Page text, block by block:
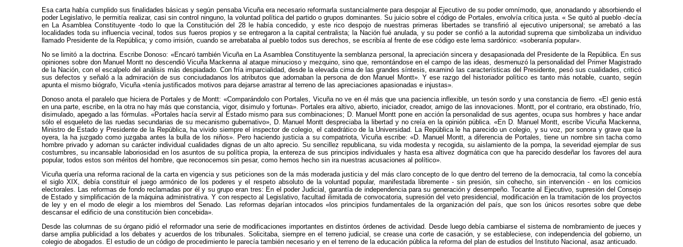
Esa carta había cumplido sus finalidades básicas y según pensaba Vicuña era necesario reformarla sustancialmente para despojar al Ejecutivo de su poder omnímodo, que, anonadando y absorbiendo el
poder Legislativo, le permitía realizar, casi sin control ninguno, la voluntad política del partido o grupos dominantes. Su juicio sobre el código de Portales, envolvía crítica justa. « Se quitó al pueblo -decía
en La Asamblea Constituyente -todo lo que la Constitución del 28 le había concedido, y este rico despojo de nuestras primeras libertades se transfirió al ejecutivo unipersonal; se arrebató a las
localidades toda su influencia vecinal, todos sus fueros propios y se entregaron a la capital centralista; la Nación fué anulada, y su poder se confió a la autoridad suprema que simbolizaba un individuo
llamado Presidente de la República; y como irrisión, cuando se arrebataba al pueblo todos sus derechos, se escribía al frente de ese código este lema sardónico: «soberanía popular».
No se limitó a la doctrina. Escribe Donoso: «Encaró también Vicuña en La Asamblea Constituyente la semblanza personal, la apreciación sincera y desapasionada del Presidente de la República. En sus
opiniones sobre don Manuel Montt no descendió Vicuña Mackenna al ataque minucioso y mezquino, sino que, remontándose en el campo de las ideas, desmenuzó la personalidad del Primer Magistrado
de la Nación, con el escalpelo del análisis más despiadado. Con fría imparcialidad, desde la elevada cima de las grandes síntesis, examinó las características del Presidente, pesó sus cualidades, criticó
sus defectos y señaló a la admiración de sus conciudadanos los atributos que adornaban la persona de don Manuel Montt». Y ese razgo del historiador político es tanto más notable, cuanto, según
apunta el mismo biógrafo, Vicuña «tenía justificados motivos para dejarse arrastrar al terreno de las apreciaciones apasionadas e injustas».
Donoso anota el paralelo que hiciera de Portales y de Montt: «Comparándolo con Portales, Vicuña no ve en él más que una paciencia inflexible, un tesón sordo y una constancia de fierro. «El genio está
en una parte, escribe, en la otra no hay más que constancia, vigor, disimulo y fortuna». Portales era altivo, abierto, iniciador, creador, amigo de las innovaciones. Montt, por el contrario, era obstinado, frío,
disimulado, apegado a las fórmulas. «Portales hacía servir al Estado mismo para sus combinaciones; D. Manuel Montt pone en acción la personalidad de sus agentes, ocupa sus hombres y hace andar
sólo el esqueleto de las ruedas secundarias de su mecanismo gubernativo», D. Manuel Montt despreciaba la libertad y no creía en la opinión pública. «En D. Manuel Montt, escribe Vicuña Mackenna,
Ministro de Estado y Presidente de la República, ha vivido siempre el inspector de colegio, el catedrático de la Universidad. La República le ha parecido un colegio, y su voz, por sonora y grave que la
oyera, la ha juzgado como juzgaba antes la bulla de los niños». Pero haciendo justicia a su compatriota, Vicuña escribe: «D. Manuel Montt, a diferencia de Portales, tiene un nombre sin tacha como
hombre privado y adornan su carácter individual cualidades dignas de un alto aprecio. Su sencillez republicana, su vida modesta y recogida, su aislamiento de la pompa, la severidad ejemplar de sus
costumbres, su incansable laboriosidad en los asuntos de su política propia, la entereza de sus principios individuales y hasta esa altivez dogmática con que ha parecido desdeñar los favores del aura
popular, todos estos son méritos del hombre, que reconocemos sin pesar, como hemos hecho sin ira nuestras acusaciones al político».
Vicuña quería una reforma racional de la carta en vigencia y sus peticiones son de la más moderada justicia y del más claro concepto de lo que dentro del terreno de la democracia, tal como la concebía
el siglo XIX, debía constituir el juego armónico de los poderes y el respeto absoluto de la voluntad popular, manifestada libremente - sin presión, sin cohecho, sin intervención - en los comicios
electorales. Las reformas de fondo reclamadas por él y su grupo eran tres: En el poder Judicial, garantía de independencia para su generación y desempeño. Tocante al Ejecutivo, supresión del Consejo
de Estado y simplificación de la máquina administrativa. Y con respecto al Legislativo, facultad ilimitada de convocatoria, supresión del veto presidencial, modificación en la tramitación de los proyectos
de ley y en el modo de elegir a los miembros del Senado. Las reformas dejarían intocados «los principios fundamentales de la organización del país, que son los únicos resortes sobre que debe
descansar el edificio de una constitución bien concebida».
Desde las columnas de su órgano pidió el reformador una serie de modificaciones importantes en distintos órdenes de actividad. Desde luego debía cambiarse el sistema de nombramiento de jueces y
darse amplia publicidad a los debates y acuerdos de los tribunales. Solicitaba, siempre en el terreno judicial, se crease una corte de casación, y se estableciese, con independencia del gobierno, un
colegio de abogados. El estudio de un código de procedimiento le parecía también necesario y en el terreno de la educación pública la reforma del plan de estudios del Instituto Nacional, asaz anticuado.